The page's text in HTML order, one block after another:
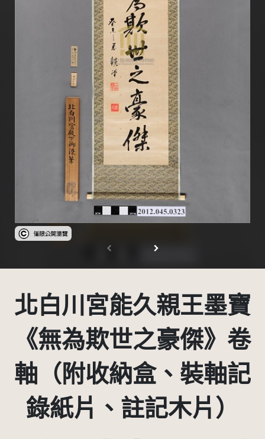
受著作權法保護-僅限於本平台有限度公開瀏覽
北白川宮能久親王墨寶
《無為欺世之豪傑》卷
軸（附收納盒、裝軸記
錄紙片、註記木片）